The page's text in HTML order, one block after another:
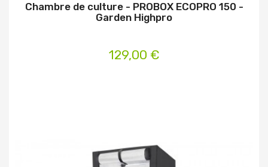
Chambre de culture - PROBOX ECOPRO 150 -
Garden Highpro
129,00 €